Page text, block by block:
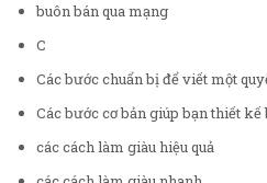
buôn bán qua mạng
C
Các bước chuẩn bị để viết một
Các bước cơ bản giúp bạn thiết kế
các cách làm giàu hiệu quả